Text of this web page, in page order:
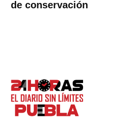
de conservación